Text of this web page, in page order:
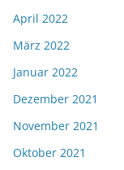
April 2022
März 2022
Januar 2022
Dezember 2021
November 2021
Oktober 2021